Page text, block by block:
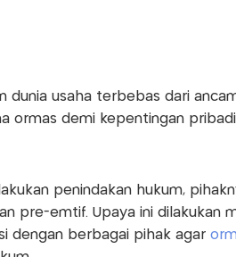
dunia usaha terbebas dari
ormas demi kepentingan
penindakan hukum,
pre-emtif. Upaya ini dilakukan
dengan berbagai pihak agar